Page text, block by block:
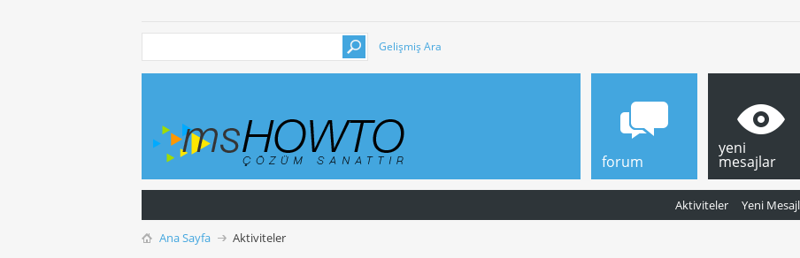
Gelişmiş Ara
forum
yeni
mesajlar
Aktiviteler Yeni
Ana Sayfa Aktiviteler